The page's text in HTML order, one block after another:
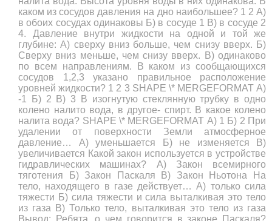
каком из сосудов давления на дно наибольшее? 1 2 А)
в обоих сосудах одинаковы Б) в сосуде 1 В) в сосуде 2
4. Давление внутри жидкости на одной и той же
глубине: А) сверху вниз больше, чем снизу вверх. Б)
Сверху вниз меньше, чем снизу вверх. В) одинаково
по всем направлениям. В каком из сообщающихся
сосудов 1,2,3 указано правильное расположение
уровней жидкости? 1 2 3 SHAPE \* MERGEFORMAT А)
-1 Б) 2 В) 3 В изогнутую стеклянную трубку в одно
колено налито вода, в другое- спирт. В какое колено
налита вода? SHAPE \* MERGEFORMAT А) 1 Б) 2 При
удалении от поверхности Земли атмосферное
давление… А) уменьшается Б) не изменяется В)
увеличивается Какой закон используется в устройстве
гидравлических машинах? А) Закон всемирного
тяготения Б) Закон Паскаля В) Закон Ньотона На
тело, находящего в газе действует… А) только сила
тяжести Б) сила тяжести и сила выталкивая это тело
из газа В) Только тело, выталкивая это тело из газа
Вывод: Ребята, о чем говорится в законе Паскаля?